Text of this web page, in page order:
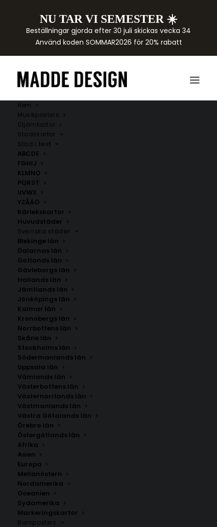
NU TAR VI SEMESTER ☀️
Beställningar gjorda efter 30 juli skickas vecka 34
Använd koden SOMMAR2026 för 20% rabatt
Hem
Musikposters
Stjärnkartor
Stadskartor
Stad i text
ABCDE
FGHIJ
KLMNO
PQRST
UVWX
YZÅÄÖ
Kärlekskartor
Huvudstäder
Svenska städer
Blekinge län
Dalarnas län
Gotlands län
Gävleborgs län
Hallands län
Jämtlands län
Jönköpings län
Kalmar län
Kronobergs län
Norrbottens län
Skåne län
Stockholms län
Södermanlands län
Uppsala län
Vämlands län
Västerbottens län
Västernorrlands län
Västmanlands län
Västra Götalands län
Örebro län
Östergötlands län
Afrika
Asien
Europa
Mellanöstern
Nordamerika
Oceanien
Sydamerika
Markeringskartor
Barnposters
Poster med bokstaven V i LEGO stil
Storlek
259.00kr
Barnets namn